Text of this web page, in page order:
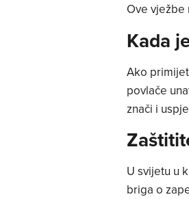
Ove vježbe
Kada
Ako
povlače
znači i
U svijetu u
briga o